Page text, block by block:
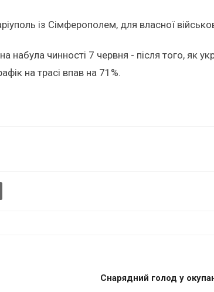
із Сімферополем, для власної
чинності 7 червня - після того, як
на трасі впав на 71%.
Снарядний голод у